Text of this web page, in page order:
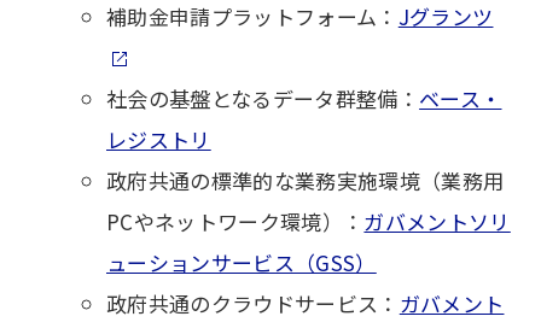
補助金申請プラットフォーム： Jグランツ
社会の基盤となるデータ群整備： ベース・
レジストリ
政府共通の標準的な業務実施環境（業務用
PCやネットワーク環境）： ガバメントソリ
ューションサービス（GSS）
政府共通のクラウドサービス： ガバメント